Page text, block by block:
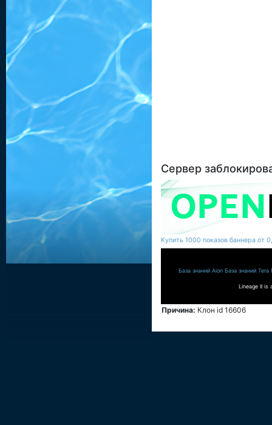
Сервер
Купить 1000 показов баннера от
База знаний Aion База знаний Tera
Lineage II is
Причина: Клон id 16606